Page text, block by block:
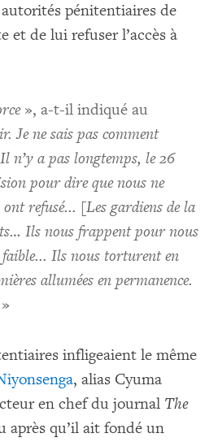
pénitentiaires de
de lui refuser l’accès à
», a-t-il indiqué au
Je ne sais pas comment
Il n’y a pas longtemps, le 26
pour dire que nous ne
refusé... [Les gardiens de la
Ils nous frappent pour nous
Ils nous torturent en
allumées en permanence.
»
infligeaient le même
, alias Cyuma
en chef du journal The
après qu’il ait fondé un